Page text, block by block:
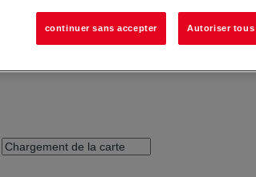
continuer sans accepter Autoriser